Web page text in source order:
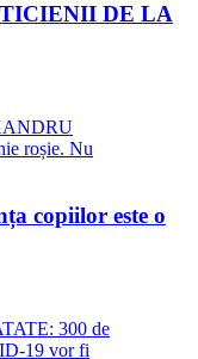
DE LA
copiilor este o